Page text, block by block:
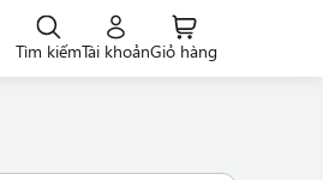
Tìm kiếmTài khoảnGiỏ hàng